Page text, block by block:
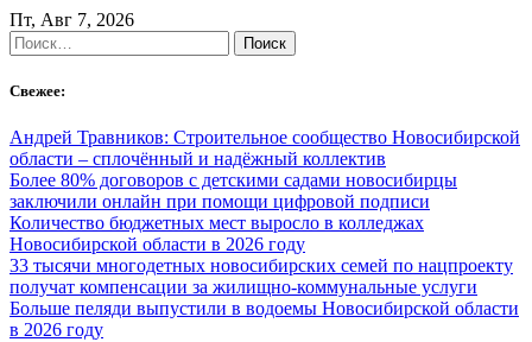
Skip
to
content
Пт, Авг 7, 2026
Найти:
Свежее:
Андрей Травников: Строительное сообщество Новосибирской
области – сплочённый и надёжный коллектив
Более 80% договоров с детскими садами новосибирцы
заключили онлайн при помощи цифровой подписи
Количество бюджетных мест выросло в колледжах
Новосибирской области в 2026 году
33 тысячи многодетных новосибирских семей по нацпроекту
получат компенсации за жилищно-коммунальные услуги
Больше пеляди выпустили в водоемы Новосибирской области
в 2026 году